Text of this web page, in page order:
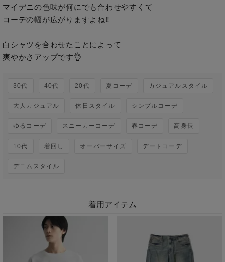
マイデニの色味が何にでも合わせやすくて
コーデの幅が広がりますよね‼︎
白シャツを合わせたことによって
爽やかさアップです👌
30代 40代 20代 夏コーデ カジュアルスタイル
大人カジュアル 休日スタイル シンプルコーデ
ゆるコーデ スニーカーコーデ 春コーデ 高身長
10代 着回し オーバーサイズ デートコーデ
デニムスタイル
着用アイテム